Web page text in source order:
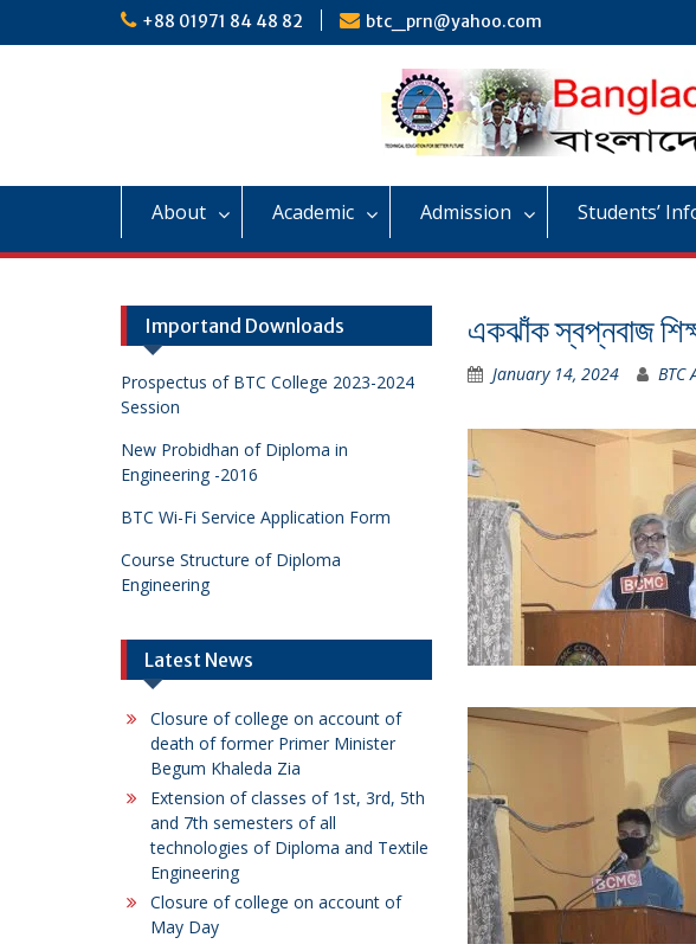
+88 01971 84 48 82 btc_prn@yahoo.com
About Academic Admission Students’
একঝাঁক স্বপ্নবাজ
January 14, 2024 BTC
Importand Downloads
Prospectus of BTC College 2023-2024
Session
New Probidhan of Diploma in
Engineering -2016
BTC Wi-Fi Service Application Form
Course Structure of Diploma
Engineering
Latest News
Closure of college on account of
death of former Primer Minister
Begum Khaleda Zia
Extension of classes of 1st, 3rd, 5th
and 7th semesters of all
technologies of Diploma and Textile
Engineering
Closure of college on account of
May Day